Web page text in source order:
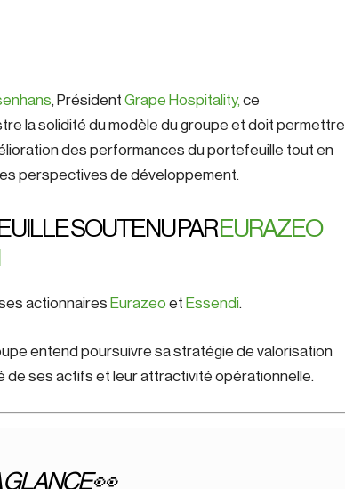
, Président Grape Hospitality, ce
la solidité du modèle du groupe et doit permettre
des performances du portefeuille tout en
perspectives de développement.
SOUTENU PAREURAZEO
actionnaires Eurazeo et Essendi.
entend poursuivre sa stratégie de valorisation
ses actifs et leur attractivité opérationnelle.
GLANCE 👀